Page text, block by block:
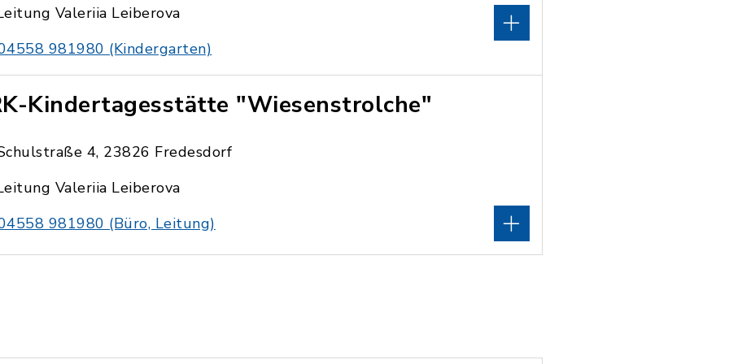
Valeriia Leiberova
981980 (Kindergarten)
Kindertagesstätte "Wiesenstrolche"
4, 23826 Fredesdorf
Valeriia Leiberova
981980 (Büro, Leitung)